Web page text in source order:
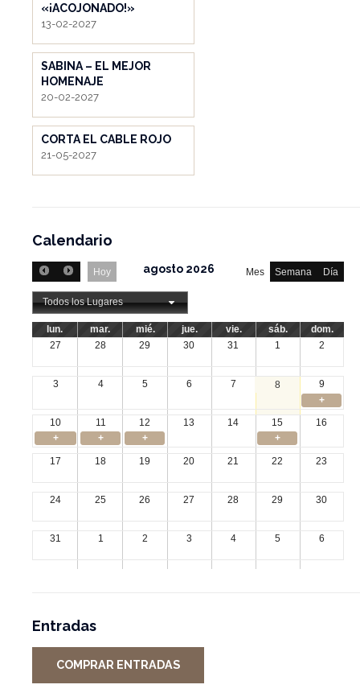
«¡ACOJONADO!»
13-02-2027
SABINA – EL MEJOR
HOMENAJE
20-02-2027
CORTA EL CABLE ROJO
21-05-2027
Calendario
Hoy Mes Semana Día
agosto 2026
Todos los Lugares
lun. mar. mié. jue. vie. sáb.
dom.
27
28 29 30 31 1 2
3 4 5 6 7 8
9
+
10
11 12 13 14 15
16
+
+ + +
17 18 19 20 21 22 23
24 25 26 27 28 29 30
31 1 2 3 4 5 6
Entradas
COMPRAR ENTRADAS